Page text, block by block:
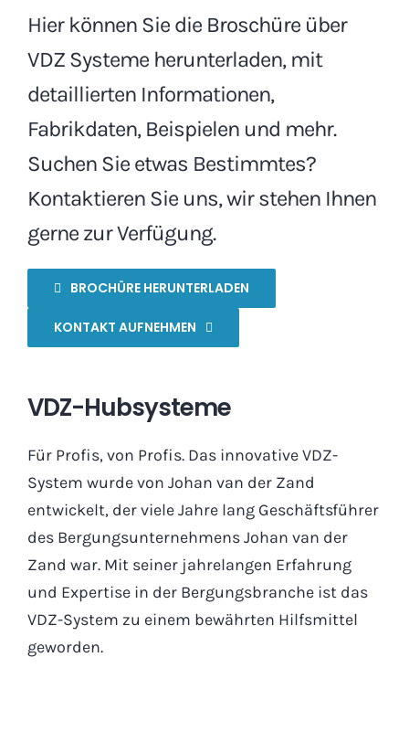
Hier können Sie die Broschüre über
VDZ Systeme herunterladen, mit
detaillierten Informationen,
Fabrikdaten, Beispielen und mehr.
Suchen Sie etwas Bestimmtes?
Kontaktieren Sie uns, wir stehen Ihnen
gerne zur Verfügung.
BROCHÜRE HERUNTERLADEN
KONTAKT AUFNEHMEN
VDZ-Hubsysteme
Für Profis, von Profis. Das innovative VDZ-
System wurde von Johan van der Zand
entwickelt, der viele Jahre lang Geschäftsführer
des Bergungsunternehmens Johan van der
Zand war. Mit seiner jahrelangen Erfahrung
und Expertise in der Bergungsbranche ist das
VDZ-System zu einem bewährten Hilfsmittel
geworden.